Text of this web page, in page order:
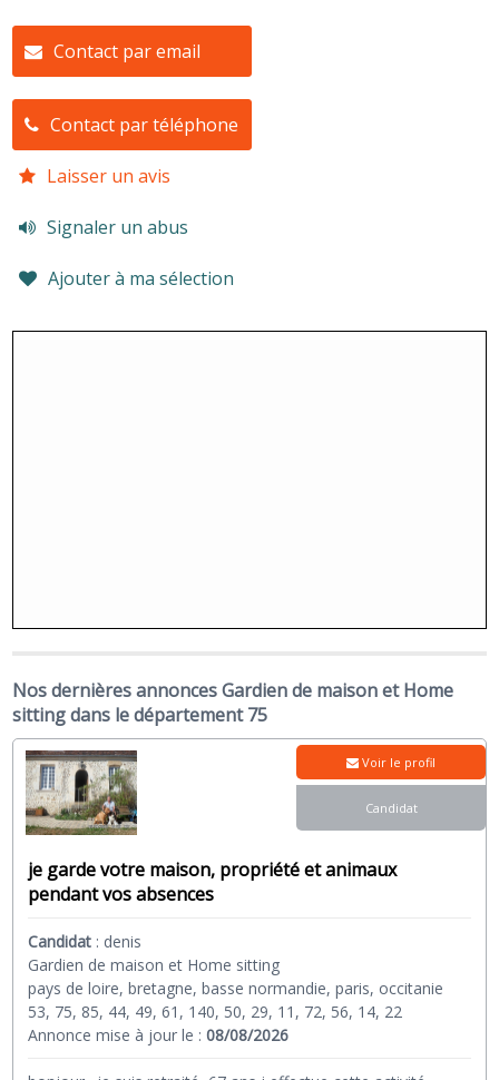
Contact par email
Contact par téléphone
Laisser un avis
Signaler un abus
Ajouter à ma sélection
Nos dernières annonces Gardien de maison et Home
sitting dans le département 75
je garde votre maison, propriété et animaux
pendant vos absences
Candidat : denis
Gardien de maison et Home sitting
pays de loire, bretagne, basse normandie, paris, occitanie
53, 75, 85, 44, 49, 61, 140, 50, 29, 11, 72, 56, 14, 22
Annonce mise à jour le :08/08/2026
Voir le profil
Candidat